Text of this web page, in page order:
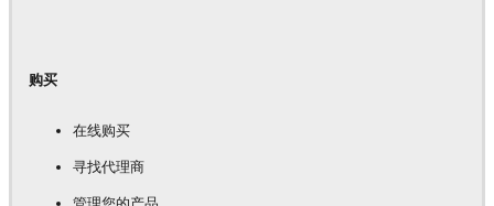
购买
在线购买
寻找代理商
管理您的产品